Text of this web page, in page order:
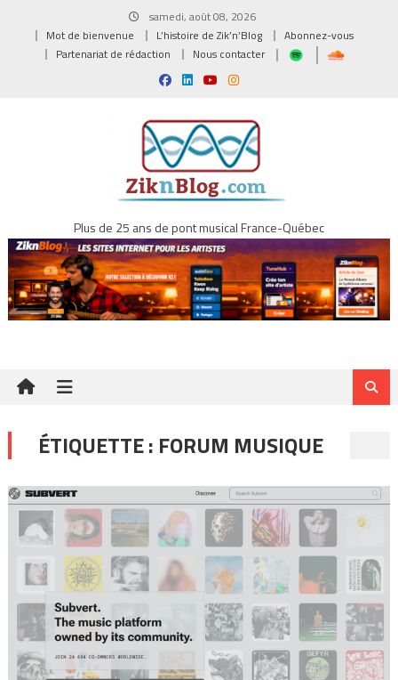
samedi, août 08, 2026
Mot de bienvenue
L’histoire de Zik’n’Blog
Abonnez-vous
Partenariat de rédaction
Nous contacter
Plus de 25 ans de pont musical France-Québec
ÉTIQUETTE : FORUM MUSIQUE